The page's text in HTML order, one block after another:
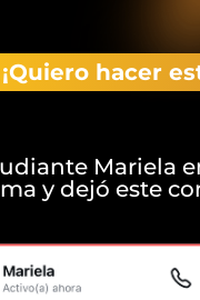
¡Quiero hacer
Mariela
y dejó este